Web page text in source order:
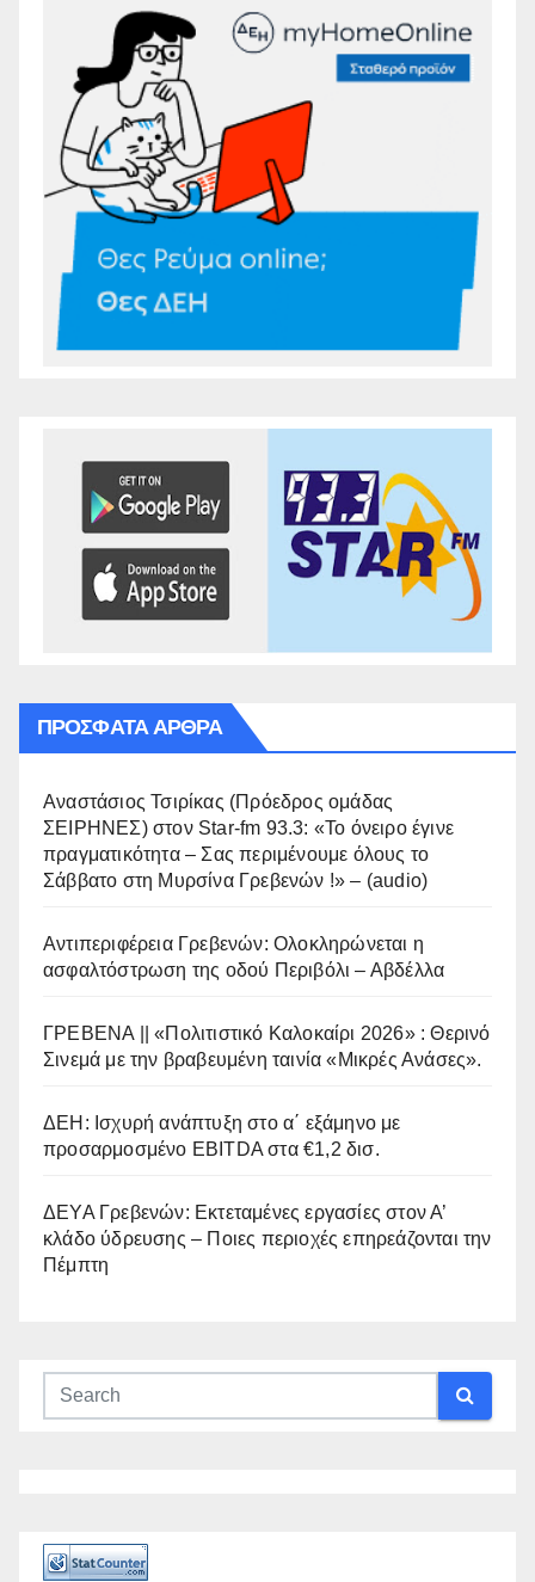
ΠΡΌΣΦΑΤΑ ΆΡΘΡΑ
Αναστάσιος Τσιρίκας (Πρόεδρος ομάδας
ΣΕΙΡΗΝΕΣ) στον Star-fm 93.3: «Το όνειρο έγινε
πραγματικότητα – Σας περιμένουμε όλους το
Σάββατο στη Μυρσίνα Γρεβενών !» – (audio)
Αντιπεριφέρεια Γρεβενών: Ολοκληρώνεται η
ασφαλτόστρωση της οδού Περιβόλι – Αβδέλλα
ΓΡΕΒΕΝΑ || «Πολιτιστικό Καλοκαίρι 2026» : Θερινό
Σινεμά με την βραβευμένη ταινία «Μικρές Ανάσες».
ΔΕΗ: Ισχυρή ανάπτυξη στο α΄ εξάμηνο με
προσαρμοσμένο EBITDA στα €1,2 δισ.
ΔΕΥΑ Γρεβενών: Εκτεταμένες εργασίες στον Α’
κλάδο ύδρευσης – Ποιες περιοχές επηρεάζονται την
Πέμπτη